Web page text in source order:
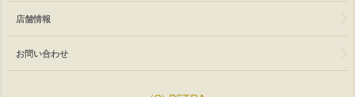
店舗情報
お問い合わせ